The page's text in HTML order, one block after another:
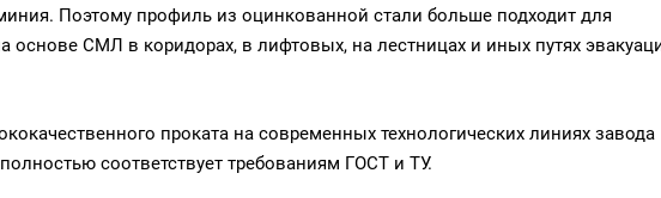
Поэтому профиль из оцинкованной стали больше подходит для
основе СМЛ в коридорах, в лифтовых, на лестницах и иных путях
проката на современных технологических линиях завода
соответствует требованиям ГОСТ и ТУ.